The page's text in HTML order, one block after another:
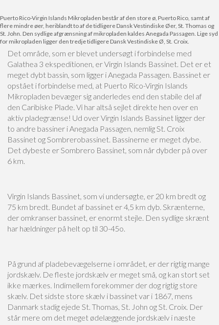
Puerto Rico-Virgin Islands Mikropladen består af den store ø, Puerto Rico, samt af
flere mindre øer, heriblandt to af de tidligere Dansk Vestindiske Øer, St. Thomas og
St. John. Den sydlige afgrænsning af mikropladen kaldes Anegada Passagen. Lige syd
for mikropladen ligger den tredje tidligere Dansk Vestindiske Ø, St. Croix.
Det område, som er blevet undersøgt i forbindelse med
Galathea 3 ekspeditionen, er Virgin Islands Bassinet. Det er et
meget dybt bassin, som ligger i Anegada Passagen. Bassinet er
opstået i forbindelse med, at Puerto Rico-Virgin Islands
Mikropladen bevæger sig anderledes end den stabile del af
den Caribiske Plade. Vi har altså sejlet direkte hen over en
aktiv pladegrænse! Ud over Virgin Islands Bassinet ligger der
to andre bassiner i Anegada Passagen, nemlig St. Croix
Bassinet og Sombrerobassinet. Bassinerne er meget dybe.
Det dybeste er Sombrero Bassinet, som når dybder på over
6 km.
Virgin Islands Bassinet, som vi undersøgte, er 20 km bredt og
75 km bredt. Bundet af bassinet er 4,5 km dyb. Skrænterne,
der omkranser bassinet, er enormt stejle. Den sydlige skrænt
har hældninger på helt op til 30-45o.
På grund af pladebevægelserne i området, er der rigtig mange
jordskælv. De fleste jordskælv er meget små, og kan stort set
ikke mærkes. Indimellem forekommer der dog rigtig store
skælv. Det sidste store skælv i bassinet var i 1867, mens
Danmark stadig ejede St. Thomas, St. John og St. Croix. Der
står mere om det meget ødelæggende jordskælv i næste